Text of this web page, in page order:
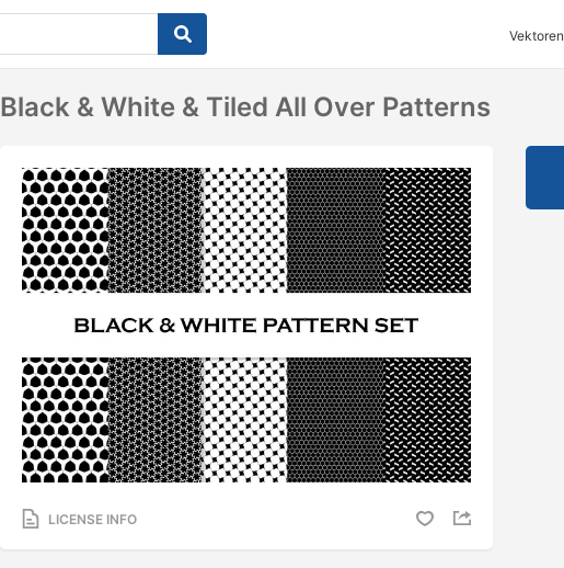
Vektoren
Black & White & Tiled All Over Patterns
LICENSE INFO